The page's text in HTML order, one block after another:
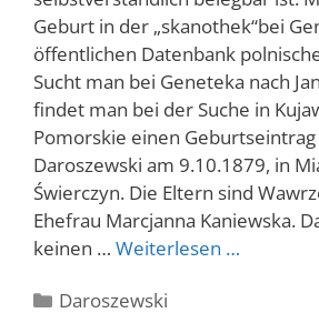
Geburt in der „skanothek“bei
öffentlichen Datenbank
Sucht man bei Geneteka nach
findet man bei der Suche in
Pomorskie einen Geburtseintrag
Daroszewski am 9.10.1879, in
Świerczyn. Die Eltern sind
Ehefrau Marcjanna Kaniewska.
keinen … Weiterlesen …
Kategorien
Daroszewski